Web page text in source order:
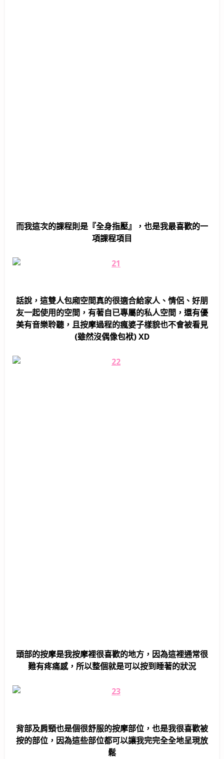
而我這次的課程則是『全身指壓』，也是我最喜歡的一
項課程項目
話說，這雙人包廂空間真的很適合給家人、情侶、好朋
友一起使用的空間，有著自已專屬的私人空間，還有優
美有音樂聆聽，且按摩過程的瘋婆子樣貌也不會被看見
(雖然沒偶像包袱) XD
頭部的按摩是我按摩裡很喜歡的地方，因為這裡通常很
難有疼痛感，所以整個就是可以按到睡著的狀況
背部及肩頸也是個很舒服的按摩部位，也是我很喜歡被
按的部位，因為這些部位都可以讓我完完全全地呈現放
鬆